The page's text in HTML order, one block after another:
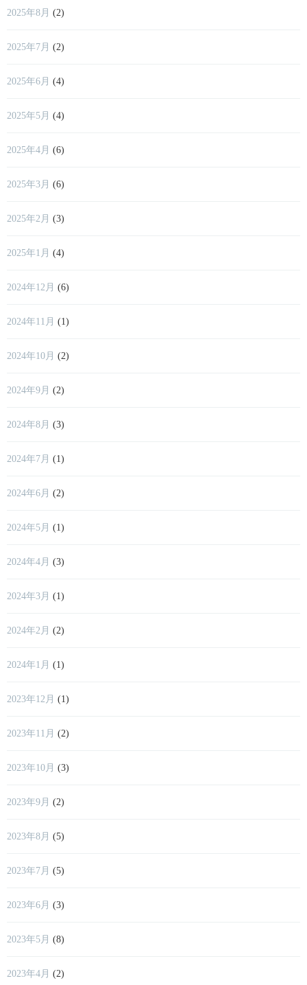
2025年8月 (2)
2025年7月 (2)
2025年6月 (4)
2025年5月 (4)
2025年4月 (6)
2025年3月 (6)
2025年2月 (3)
2025年1月 (4)
2024年12月 (6)
2024年11月 (1)
2024年10月 (2)
2024年9月 (2)
2024年8月 (3)
2024年7月 (1)
2024年6月 (2)
2024年5月 (1)
2024年4月 (3)
2024年3月 (1)
2024年2月 (2)
2024年1月 (1)
2023年12月 (1)
2023年11月 (2)
2023年10月 (3)
2023年9月 (2)
2023年8月 (5)
2023年7月 (5)
2023年6月 (3)
2023年5月 (8)
2023年4月 (2)